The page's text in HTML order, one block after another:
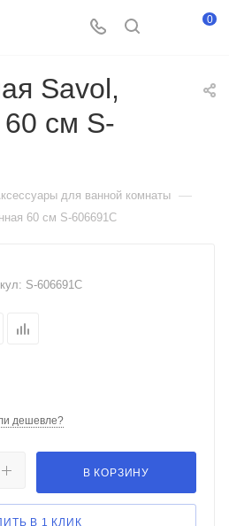
0
Savol,
60 см S-
для ванной комнаты —
60 см S-606691C
S-606691C
дешевле?
В КОРЗИНУ
В 1 КЛИК